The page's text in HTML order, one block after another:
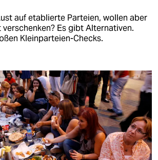
auf etablierte Parteien, wollen aber
Es gibt Alternativen.
Kleinparteien-Checks.